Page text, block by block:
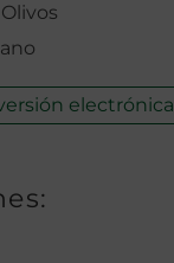
electrónica